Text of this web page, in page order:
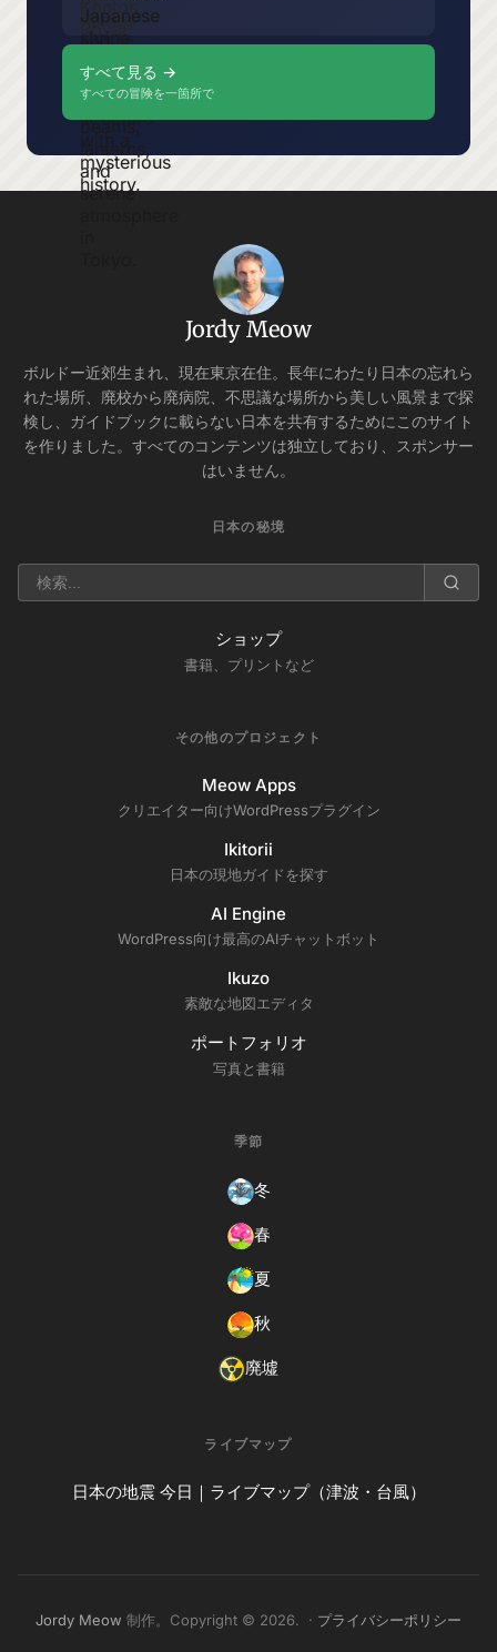
すべて見る →
すべての冒険を一箇所で
Jordy Meow
ボルドー近郊生まれ、現在東京在住。長年にわたり日本の忘れら
れた場所、廃校から廃病院、不思議な場所から美しい風景まで探
検し、ガイドブックに載らない日本を共有するためにこのサイト
を作りました。すべてのコンテンツは独立しており、スポンサー
はいません。
日本の秘境
ショップ
書籍、プリントなど
その他のプロジェクト
Meow Apps
クリエイター向けWordPressプラグイン
Ikitorii
日本の現地ガイドを探す
AI Engine
WordPress向け最高のAIチャットボット
Ikuzo
素敵な地図エディタ
ポートフォリオ
写真と書籍
季節
冬
春
夏
秋
廃墟
ライブマップ
日本の地震 今日｜ライブマップ（津波・台風）
Jordy Meow 制作。Copyright © 2026. · プライバシーポリシー